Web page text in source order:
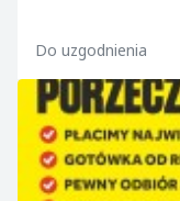
Do uzgodnienia